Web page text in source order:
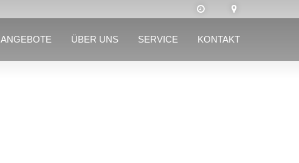
ANGEBOTE ÜBER UNS SERVICE KONTAKT